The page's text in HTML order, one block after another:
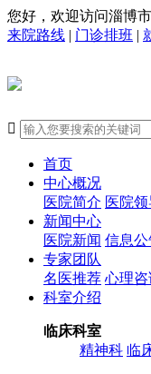
您好，欢迎访问淄博
来院路线 | 门诊排班 |

首页
中心概况
医院简介 医院领
新闻中心
医院新闻 信息公
专家团队
名医推荐 心理
科室介绍
临床科室
精神科 临